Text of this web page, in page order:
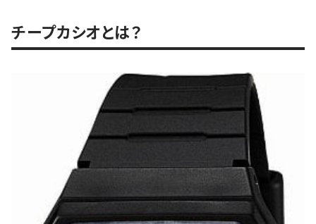
チープカシオとは？